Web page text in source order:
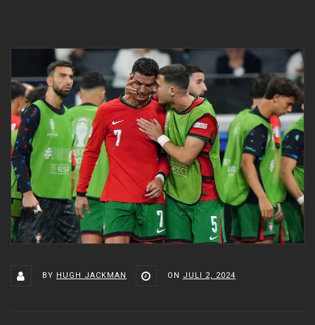
BY HUGH JACKMAN ON JULI 2, 2024